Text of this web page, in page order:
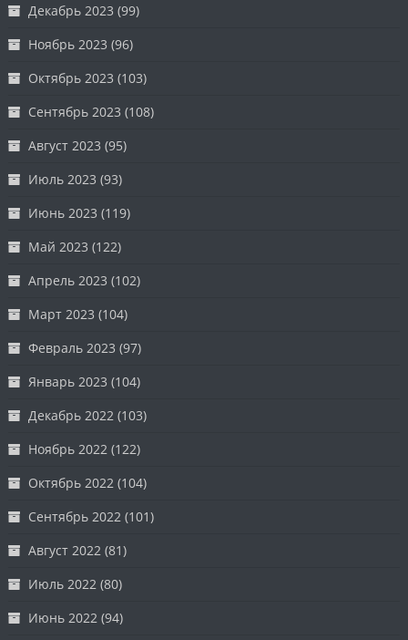
Декабрь 2023 (99)
Ноябрь 2023 (96)
Октябрь 2023 (103)
Сентябрь 2023 (108)
Август 2023 (95)
Июль 2023 (93)
Июнь 2023 (119)
Май 2023 (122)
Апрель 2023 (102)
Март 2023 (104)
Февраль 2023 (97)
Январь 2023 (104)
Декабрь 2022 (103)
Ноябрь 2022 (122)
Октябрь 2022 (104)
Сентябрь 2022 (101)
Август 2022 (81)
Июль 2022 (80)
Июнь 2022 (94)